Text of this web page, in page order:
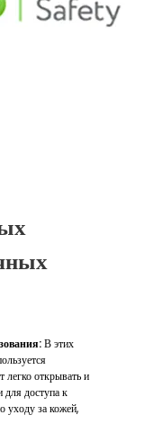
В этих
открывать и
для доступа к
уходу за кожей,